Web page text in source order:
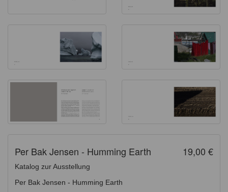
19,00 €
Per Bak Jensen - Humming Earth
Katalog zur Ausstellung
Per Bak Jensen - Humming Earth